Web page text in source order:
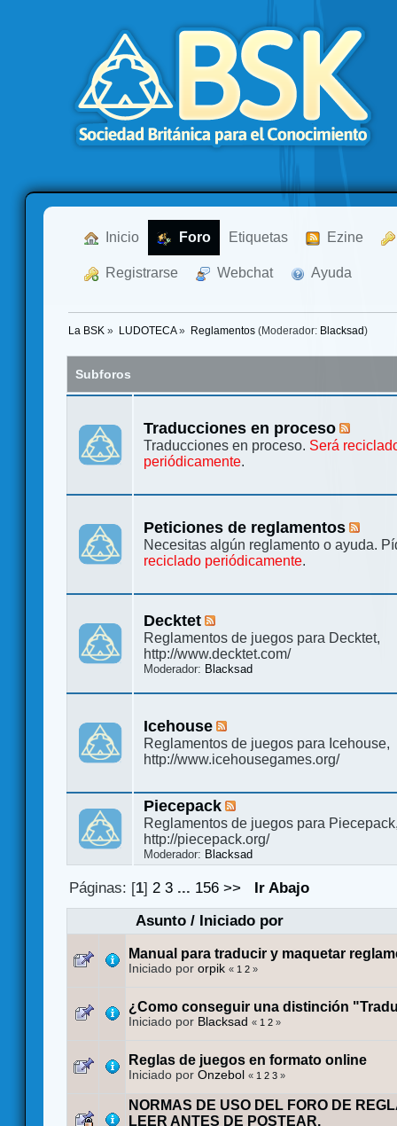
Inicio Foro Etiquetas Ezine
Registrarse Webchat Ayuda
La BSK » LUDOTECA» Reglamentos(Moderador: Blacksad )
Subforos
Traducciones en proceso
Traducciones en proceso. Será
periódicamente.
Peticiones de reglamentos
Necesitas algún reglamento o ayuda.
reciclado periódicamente.
Decktet
Reglamentos de juegos para Decktet,
http://www.decktet.com/
Moderador: Blacksad
Icehouse
Reglamentos de juegos para Icehouse,
http://www.icehousegames.org/
Piecepack
Reglamentos de juegos para
http://piecepack.org/
Moderador: Blacksad
Páginas: [1]2 3 ... 156 >>
Ir Abajo
Asunto/ Iniciado por
Manual para traducir y maquetar
Iniciado por orpik « 1 2 »
¿Como conseguir una distinción
Iniciado por Blacksad « 1 2 »
Reglas de juegos en formato online
Iniciado por Onzebol « 1 2 3 »
NORMAS DE USO DEL FORO DE
LEER ANTES DE POSTEAR.